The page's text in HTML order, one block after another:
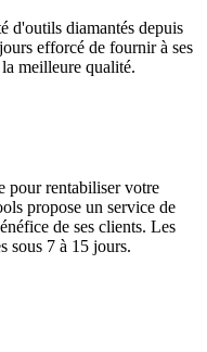
d'outils diamantés depuis
efforcé de fournir à ses
meilleure qualité.
pour rentabiliser votre
propose un service de
de ses clients. Les
sous 7 à 15 jours.